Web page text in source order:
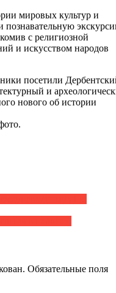
мировых культур и
познавательную
с религиозной
и искусством народов
посетили
и
нового об истории
Обязательные поля